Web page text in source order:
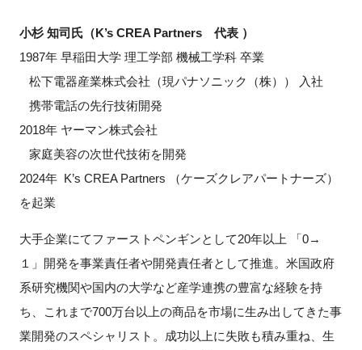
小杉 知司氏（K’s CREA Partners 代表 ）
1987年 早稲田大学 理工学部 機械工学科 卒業
松下電器産業株式会社（現パナソニック（株）） 入社
携帯電話の先行技術開発
2018年 ヤーマン株式会社
家庭美容の次世代技術を開発
2024年 K’s CREA Partners （ケーズクレアパートナーズ）
を起業
大手企業にてファーストペンギンとして20年以上 「0→
１」開発を事業責任者や開発責任者として推進。米国政府
系研究機関や国内の大学など産学連携の豊富な経験を持
ち、これまで700万台以上の商品を市場に生み出してきた事
業開発のスペシャリスト。成功以上に失敗も積み重ね、生